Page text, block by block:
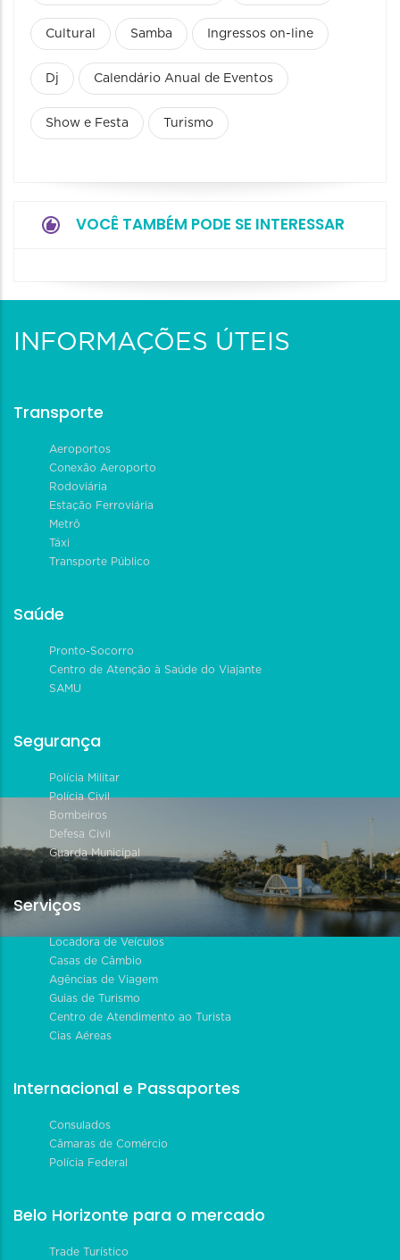
Cultural Samba Ingressos on-line
Dj Calendário Anual de Eventos
Show e Festa Turismo
VOCÊ TAMBÉM PODE SE INTERESSAR
INFORMAÇÕES ÚTEIS
Transporte
Aeroportos
Conexão Aeroporto
Rodoviária
Estação Ferroviária
Metrô
Táxi
Transporte Público
Saúde
Pronto-Socorro
Centro de Atenção à Saúde do Viajante
SAMU
Segurança
Polícia Militar
Polícia Civil
Bombeiros
Defesa Civil
Guarda Municipal
Serviços
Locadora de Veículos
Casas de Câmbio
Agências de Viagem
Guias de Turismo
Centro de Atendimento ao Turista
Cias Aéreas
Internacional e Passaportes
Consulados
Câmaras de Comércio
Polícia Federal
Belo Horizonte para o mercado
Trade Turístico